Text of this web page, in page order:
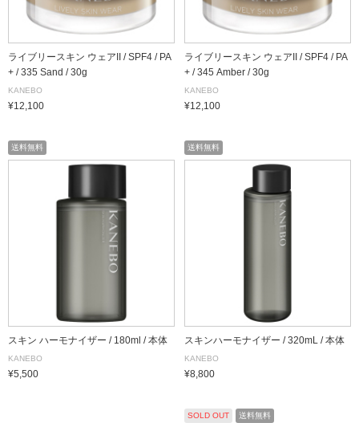
ライブリースキン ウェアII / SPF4 / PA
+ / 335 Sand / 30g
KANEBO
¥12,100
ライブリースキン ウェアII / SPF4 / PA
+ / 345 Amber / 30g
KANEBO
¥12,100
送料無料
スキン ハーモナイザー / 180ml / 本体
KANEBO
¥5,500
送料無料
スキンハーモナイザー / 320mL / 本体
KANEBO
¥8,800
SOLD OUT 送料無料